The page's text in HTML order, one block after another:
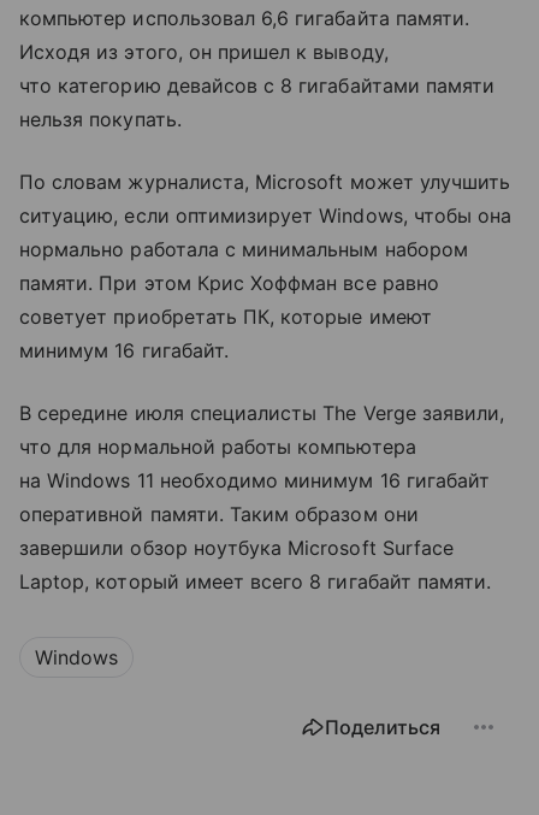
компьютер использовал 6,6 гигабайта памяти.
Исходя из этого, он пришел к выводу,
что категорию девайсов с 8 гигабайтами памяти
нельзя покупать.
По словам журналиста, Microsoft может улучшить
ситуацию, если оптимизирует Windows, чтобы она
нормально работала с минимальным набором
памяти. При этом Крис Хоффман все равно
советует приобретать ПК, которые имеют
минимум 16 гигабайт.
В середине июля специалисты The Verge заявили,
что для нормальной работы компьютера
на Windows 11 необходимо минимум 16 гигабайт
оперативной памяти. Таким образом они
завершили обзор ноутбука Microsoft Surface
Laptop, который имеет всего 8 гигабайт памяти.
Windows
Поделиться